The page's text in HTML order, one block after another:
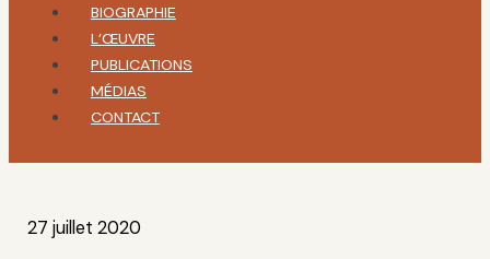
BIOGRAPHIE
L’ŒUVRE
PUBLICATIONS
MÉDIAS
CONTACT
27 juillet 2020